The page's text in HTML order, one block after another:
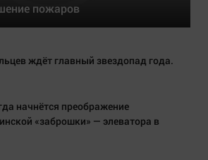
пожаров
ждёт главный звездопад года.
начнётся преображение
«заброшки» — элеватора в